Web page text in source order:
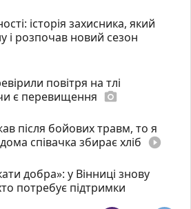
історія захисника, який
і розпочав новий сезон
повітря на тлі
є перевищення photo_camera
після бойових травм, то я
співачка збирає хліб play_circle_filled
добра»: у Вінниці знову
потребує підтримки